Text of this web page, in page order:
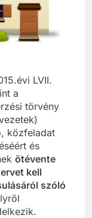
LVII.
a
törvény
közfeladat
és
ötévente
kell
szóló